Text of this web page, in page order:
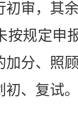
初审，其
按规定申
加分、照
初、复试